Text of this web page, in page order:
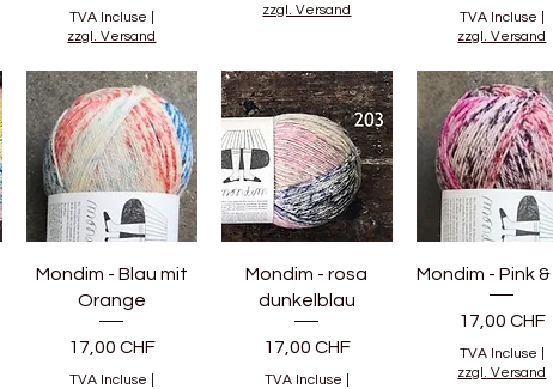
TVA Incluse
zzgl. Versand
zzgl. Versand
TVA Incluse
zzgl. Versand
Mondim - Blau mit
Orange
Prix
17,00 CHF
TVA Incluse
Mondim - rosa
dunkelblau
Prix
17,00 CHF
TVA Incluse
Mondim - Pink
Prix
17,00 CHF
TVA Incluse
zzgl. Versand